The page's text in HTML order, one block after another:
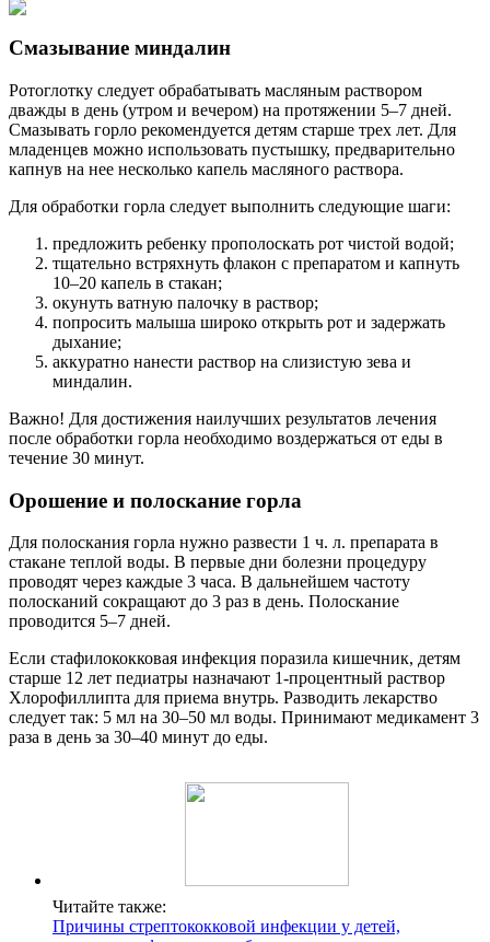
Смазывание миндалин
Ротоглотку следует обрабатывать масляным раствором
дважды в день (утром и вечером) на протяжении 5–7 дней.
Смазывать горло рекомендуется детям старше трех лет. Для
младенцев можно использовать пустышку, предварительно
капнув на нее несколько капель масляного раствора.
Для обработки горла следует выполнить следующие шаги:
предложить ребенку прополоскать рот чистой водой;
тщательно встряхнуть флакон с препаратом и капнуть
10–20 капель в стакан;
окунуть ватную палочку в раствор;
попросить малыша широко открыть рот и задержать
дыхание;
аккуратно нанести раствор на слизистую зева и
миндалин.
Важно! Для достижения наилучших результатов лечения
после обработки горла необходимо воздержаться от еды в
течение 30 минут.
Орошение и полоскание горла
Для полоскания горла нужно развести 1 ч. л. препарата в
стакане теплой воды. В первые дни болезни процедуру
проводят через каждые 3 часа. В дальнейшем частоту
полосканий сокращают до 3 раз в день. Полоскание
проводится 5–7 дней.
Если стафилококковая инфекция поразила кишечник, детям
старше 12 лет педиатры назначают 1-процентный раствор
Хлорофиллипта для приема внутрь. Разводить лекарство
следует так: 5 мл на 30–50 мл воды. Принимают медикамент 3
раза в день за 30–40 минут до еды.
Читайте также:
Причины стрептококковой инфекции у детей,